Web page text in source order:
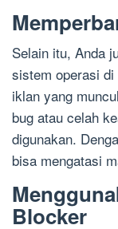
Selain itu, Anda
sistem operasi di
iklan yang
bug atau celah
digunakan.
bisa mengatasi
Blocker